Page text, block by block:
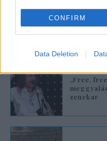
CONFIRM
Data Deletion
versenyre is
csütörtökön, három
céltól.
„Free,
zenekar